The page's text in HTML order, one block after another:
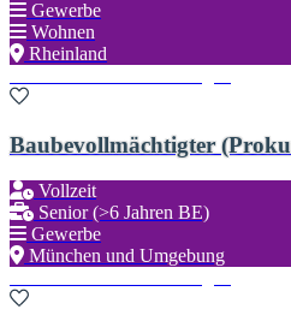
Gewerbe
Wohnen
Rheinland
Baubevollmächtigter
Vollzeit
Senior (>6 Jahren BE)
Gewerbe
München und Umgebung